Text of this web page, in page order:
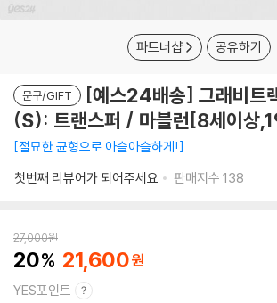
파트너샵 공유하기
문구/GIFT
[예스24배송] 그래비트
(S): 트랜스퍼 / 마블런[8세이상,1
절묘한 균형으로 아슬아슬하게!
첫번째 리뷰어가 되어주세요
판매지수 138
27,000원
20 21,600
YES포인트